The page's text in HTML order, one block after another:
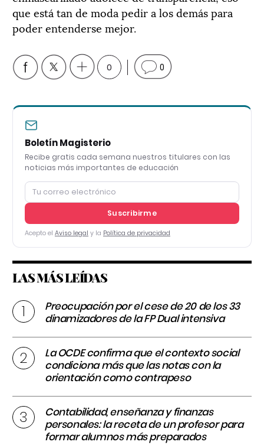
que está tan de moda pedir a los demás para
poder entenderse mejor.
0 0
Boletín Magisterio
Recibe gratis cada semana nuestros titulares con las
noticias más importantes de educación
Suscribirme
Acepto el Aviso legal y la Política de privacidad
LAS MÁS LEÍDAS
Preocupación por el cese de 20 de los 33
dinamizadores de la FP Dual intensiva
La OCDE confirma que el contexto social
condiciona más que las notas con la
orientación como contrapeso
Contabilidad, enseñanza y finanzas
personales: la receta de un profesor para
formar alumnos más preparados